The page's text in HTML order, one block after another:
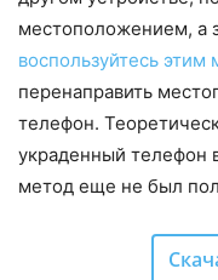
местоположением, а
воспользуйтесь
перенаправить
телефон.
украденный телефон
метод еще не был